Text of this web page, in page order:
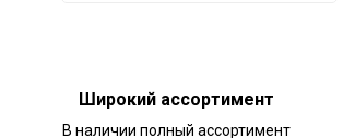
Широкий ассортимент
В наличии полный ассортимент